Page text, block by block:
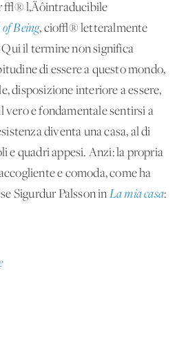
√® l‚Äôintraducibile
Being, cio√® letteralmente
Qui il termine non significa
di essere a questo mondo,
disposizione interiore a essere,
e fondamentale sentirsi a
diventa una casa, al di
e quadri appesi. Anzi: la propria
e comoda, come ha
Sigurdur Palsson in La mia casa: